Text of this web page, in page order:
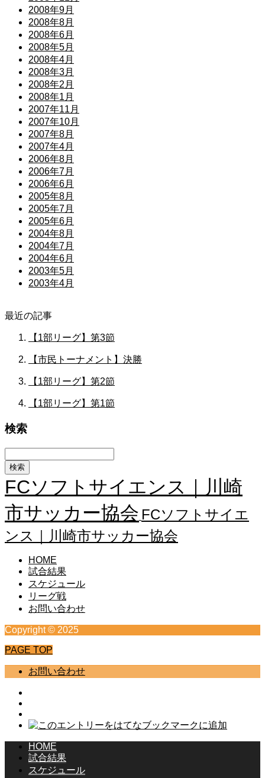
2008年9月
2008年8月
2008年6月
2008年5月
2008年4月
2008年3月
2008年2月
2008年1月
2007年11月
2007年10月
2007年8月
2007年4月
2006年8月
2006年7月
2006年6月
2005年8月
2005年7月
2005年6月
2004年8月
2004年7月
2004年6月
2003年5月
2003年4月
最近の記事
【1部リーグ】第3節
【市民トーナメント】決勝
【1部リーグ】第2節
【1部リーグ】第1節
検索
FCソフトサイエンス｜川崎
市サッカー協会 FCソフトサイエ
ンス｜川崎市サッカー協会
HOME
試合結果
スケジュール
リーグ戦
お問い合わせ
Copyright © 2025
PAGE TOP
お問い合わせ
HOME
試合結果
スケジュール